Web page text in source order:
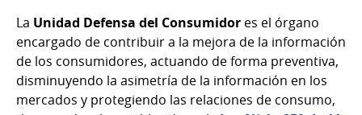
La Unidad Defensa del Consumidor es el órgano
encargado de contribuir a la mejora de la información
de los consumidores, actuando de forma preventiva,
disminuyendo la asimetría de la información en los
mercados y protegiendo las relaciones de consumo,